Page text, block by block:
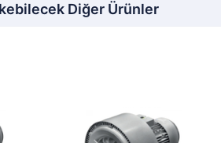
Diğer Ürünler